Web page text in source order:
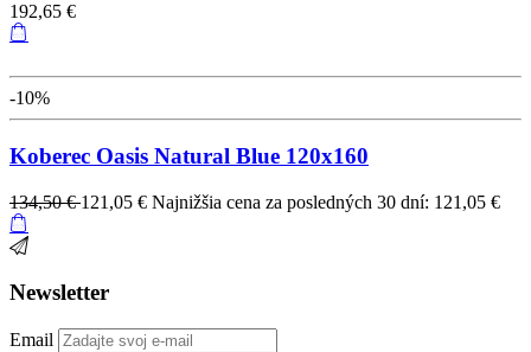
192,65 €
-10%
Koberec Oasis Natural Blue 120x160
134,50 €121,05 € Najnižšia cena za posledných 30 dní: 121,05 €
Newsletter
Email